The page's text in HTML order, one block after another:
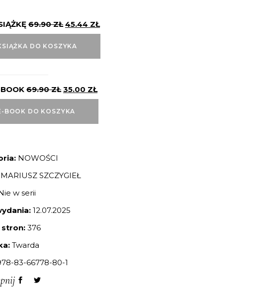
69.90ZŁ 45.44 ZŁ
DO KOSZYKA
69.90ZŁ 35.00 ZŁ
BOOK DO KOSZYKA
NOWOŚCI
MARIUSZ SZCZYGIEŁ
w serii
12.07.2025
stron: 376
Twarda
83-66778-80-1